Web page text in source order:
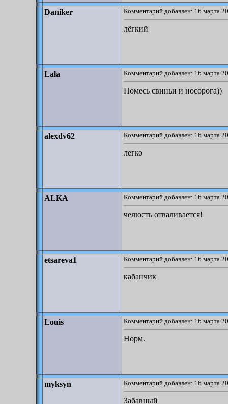
Daniker Комментарий добавлен: 16 марта
лёгкий
Lala Комментарий добавлен: 16 марта
Помесь свиньи и носорога))
alexdv62 Комментарий добавлен: 16 марта
легко
ALKA Комментарий добавлен: 16 марта
челюсть отваливается!
etsareva1 Комментарий добавлен: 16 марта
кабанчик
Louis Комментарий добавлен: 16 марта
Норм.
myksyn Комментарий добавлен: 16 марта
Забавный